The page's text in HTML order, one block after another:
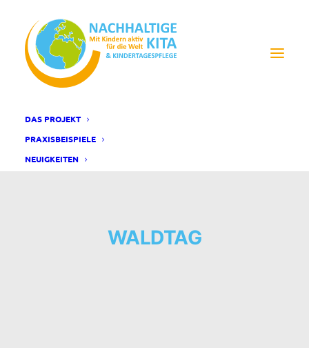
DAS PROJEKT
PRAXISBEISPIELE
NEUIGKEITEN
WALDTAG